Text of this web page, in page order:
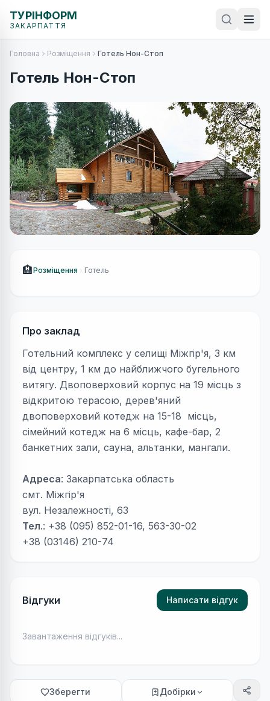
ТУРІНФОРМ
ЗАКАРПАТТЯ
Головна Розміщення Готель Нон-Стоп
Готель Нон-Стоп
🏨Розміщення Готель
Про заклад
Готельний комплекс у селищі Міжгір'я, 3 км
від центру, 1 км до найближчого бугельного
витягу. Двоповерховий корпус на 19 місць з
відкритою терасою, дерев'яний
двоповерховий котедж на 15-18 місць,
сімейний котедж на 6 місць, кафе-бар, 2
банкетних зали, сауна, альтанки, мангали.
Адреса: Закарпатська область
смт. Міжгір'я
вул. Незалежності, 63
Тел.: +38 (095) 852-01-16, 563-30-02
+38 (03146) 210-74
Відгуки Написати відгук
Завантаження відгуків...
Зберегти Добірки